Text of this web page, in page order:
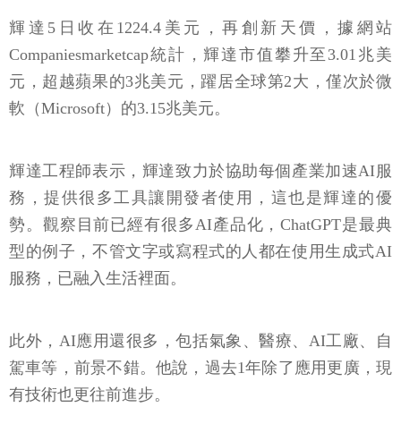
輝達5日收在1224.4美元，再創新天價，據網站
Companiesmarketcap統計，輝達市值攀升至3.01兆美
元，超越蘋果的3兆美元，躍居全球第2大，僅次於微
軟（Microsoft）的3.15兆美元。
輝達工程師表示，輝達致力於協助每個產業加速AI服
務，提供很多工具讓開發者使用，這也是輝達的優
勢。觀察目前已經有很多AI產品化，ChatGPT是最典
型的例子，不管文字或寫程式的人都在使用生成式AI
服務，已融入生活裡面。
此外，AI應用還很多，包括氣象、醫療、AI工廠、自
駕車等，前景不錯。他說，過去1年除了應用更廣，現
有技術也更往前進步。